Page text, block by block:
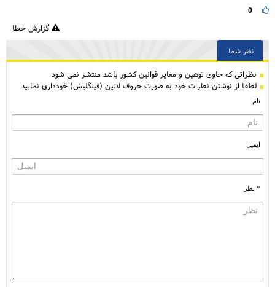
0
گزارش خطا
نظر شما
نظراتی كه حاوی توهین و مغایر قوانین کشور باشد منتشر نمی شود
لطفا از نوشتن نظرات خود به صورت حروف لاتین (فینگلیش) خودداری نمایید
نام
ایمیل
* نظر